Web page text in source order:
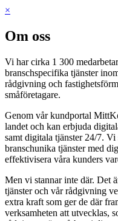
×
Om oss
Vi har cirka 1 300
branschspecifika tjänster
rådgivning och
småföretagare.
Genom vår kundportal
landet och kan erbjuda
samt digitala tjänster 24/7. Vi
branschunika tjänster med
effektivisera våra kunders
Men vi stannar inte där. Det
tjänster och vår rådgivning
extra kraft som ger de där
verksamheten att utvecklas,